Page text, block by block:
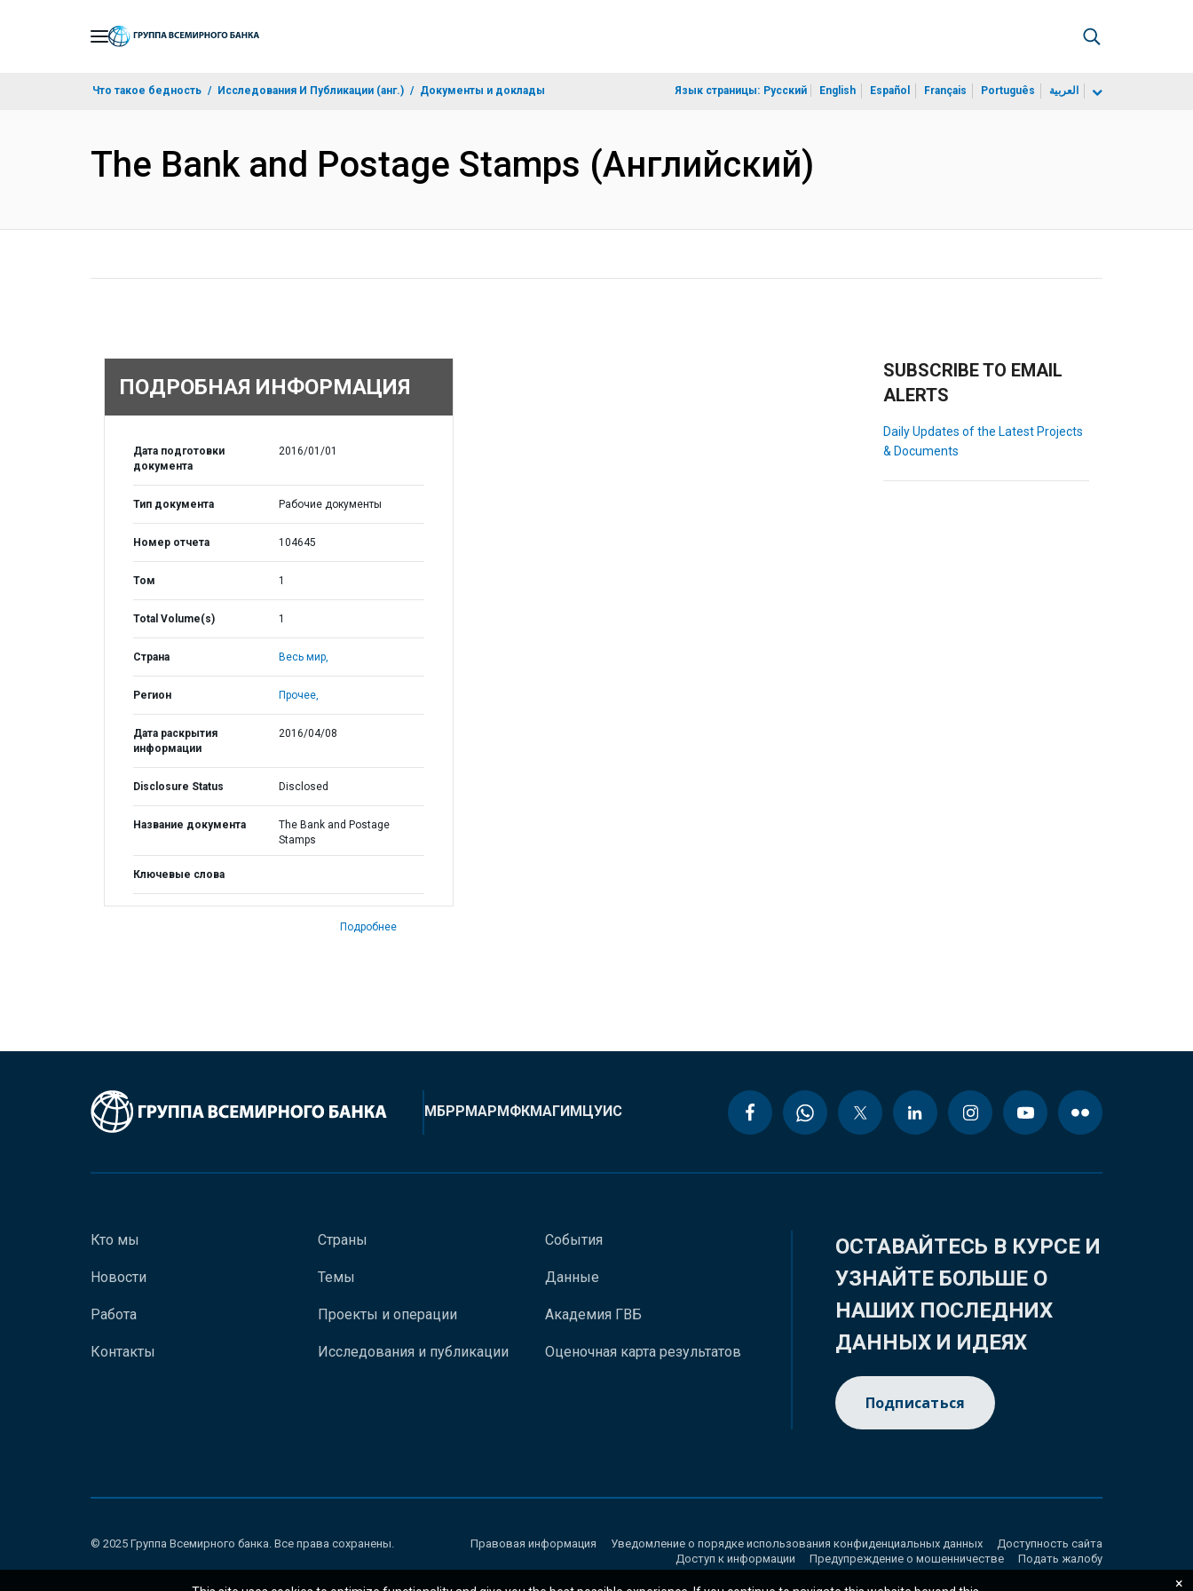
Что такое бедность Исследования И Публикации (анг.) Документы и доклады Язык страницы: Русский English Español Français Português العربية
The Bank and Postage Stamps (Английский)
ПОДРОБНАЯ ИНФОРМАЦИЯ
Дата подготовки
документа
2016/01/01
Тип документа Рабочие документы
Номер отчета 104645
Том 1
Total Volume(s) 1
Страна Весь мир,
Регион Прочее,
Дата раскрытия
информации
2016/04/08
Disclosure Status Disclosed
Название документа
The Bank and Postage
Stamps
Ключевые слова
Подробнее
SUBSCRIBE TO EMAIL
ALERTS
Daily Updates of the Latest Projects
& Documents
МБРРМАРМФКМАГИМЦУИС
Кто мы
Новости
Работа
Контакты
Страны
Темы
Проекты и операции
Исследования и публикации
События
Данные
Академия ГВБ
Оценочная карта результатов
ОСТАВАЙТЕСЬ В КУРСЕ И
УЗНАЙТЕ БОЛЬШЕ О
НАШИХ ПОСЛЕДНИХ
ДАННЫХ И ИДЕЯХ
Подписаться
© 2025 Группа Всемирного банка. Все права сохранены. Правовая информация Уведомление о порядке использования конфиденциальных данных
Доступность сайта
Доступ к информации
Предупреждение о мошенничестве Подать жалобу
×